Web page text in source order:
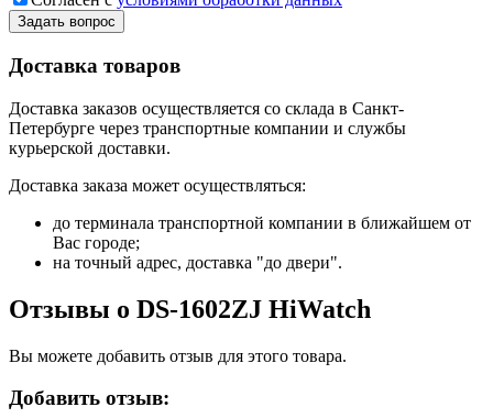
Задать вопрос
Доставка товаров
Доставка заказов осуществляется со склада в Санкт-
Петербурге через транспортные компании и службы
курьерской доставки.
Доставка заказа может осуществляться:
до терминала транспортной компании в ближайшем от
Вас городе;
на точный адрес, доставка "до двери".
Отзывы о DS-1602ZJ HiWatch
Вы можете добавить отзыв для этого товара.
Добавить отзыв: